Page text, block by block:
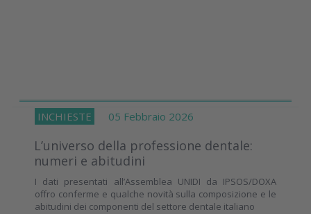
INCHIESTE 05 Febbraio 2026
L’universo della professione dentale:
numeri e abitudini
I dati presentati all’Assemblea UNIDI da IPSOS/DOXA
offro conferme e qualche novità sulla composizione e le
abitudini dei componenti del settore dentale italiano